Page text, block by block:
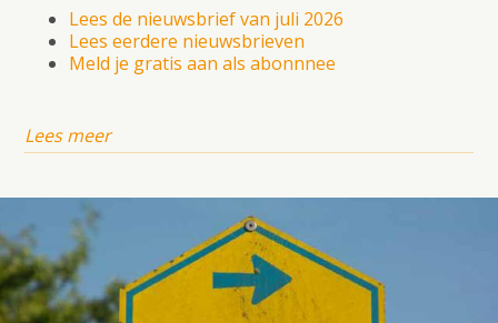
Lees de nieuwsbrief van juli 2026
Lees eerdere nieuwsbrieven
Meld je gratis aan als abonnnee
Lees meer